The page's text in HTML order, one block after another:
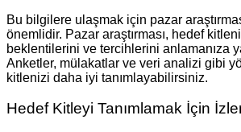
Bu bilgilere ulaşmak için pazar
önemlidir. Pazar araştırması, hedef
beklentilerini ve tercihlerini anlamanıza
Anketler, mülakatlar ve veri analizi gibi
kitlenizi daha iyi tanımlayabilirsiniz.
Hedef Kitleyi Tanımlamak İçin